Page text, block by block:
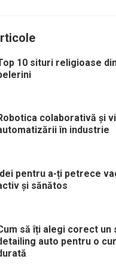
10 situri religioase
colaborativă și
în industrie
pentru a-ți petrece
și sănătos
să îți alegi corect un
auto pentru o